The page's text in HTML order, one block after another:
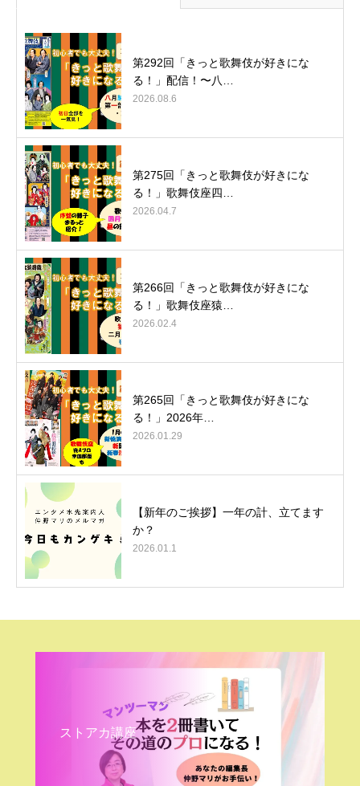
第292回「きっと歌舞伎が好きにな
る！」配信！〜八…
2026.08.6
第275回「きっと歌舞伎が好きにな
る！」歌舞伎座四…
2026.04.7
第266回「きっと歌舞伎が好きにな
る！」歌舞伎座猿…
2026.02.4
第265回「きっと歌舞伎が好きにな
る！」2026年…
2026.01.29
【新年のご挨拶】一年の計、立てます
か？
2026.01.1
ストアカ講座